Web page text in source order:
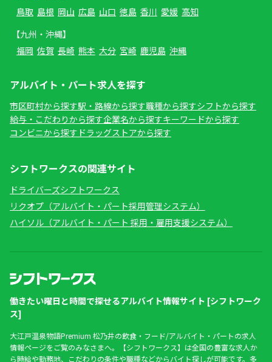
鳥取 島根 岡山 広島 山口 徳島 香川 愛媛 高知
【九州・沖縄】
福岡 佐賀 長崎 熊本 大分 宮崎 鹿児島 沖縄
アルバイト・パート求人を探す
市区町村から探す駅・路線から探す職種から探すシフトから探す
給与・こだわりから探す企業名から探すキーワードから探す
コンビニから探す ドラッグストアから探す
シフトワークスの関連サイト
ドライバーズシフトワークス
リクオプ（アルバイト・パート採用管理システム）
ハイソル（アルバイト・パート 採用・雇用支援システム）
働きたい曜日と時間で探せるアルバイト情報サイト [シフトワーク
ス]
大江戸温泉物語Premium 松乃井の飲食・フード/アルバイト・パートの求人
情報ページをご覧のみなさまへ。【シフトワークス】は全国の豊富な求人か
ら時給や勤務地、こだわりの条件や職種などからバイト探しが可能です。多